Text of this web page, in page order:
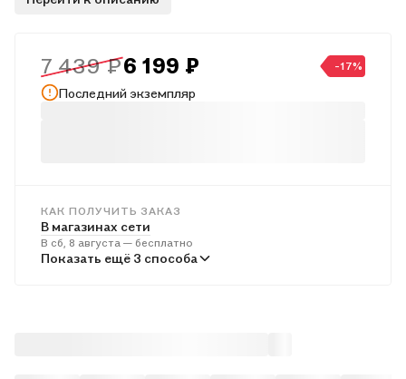
7 439 ₽6 199 ₽ -17%
Последний экземпляр
КАК ПОЛУЧИТЬ ЗАКАЗ
В магазинах сети
В сб, 8 августа — бесплатно
В пунктах выдачи
Показать ещё 3 способа